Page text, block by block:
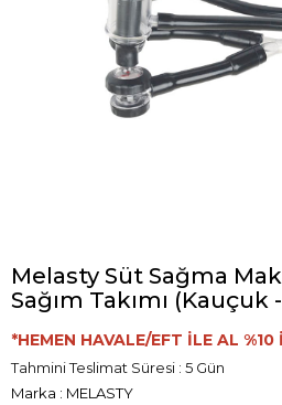
Melasty Süt Sağma
Sağım Takımı (Kauçuk
*HEMEN HAVALE/EFT İLE AL
Tahmini Teslimat Süresi : 5 Gün
Marka : MELASTY